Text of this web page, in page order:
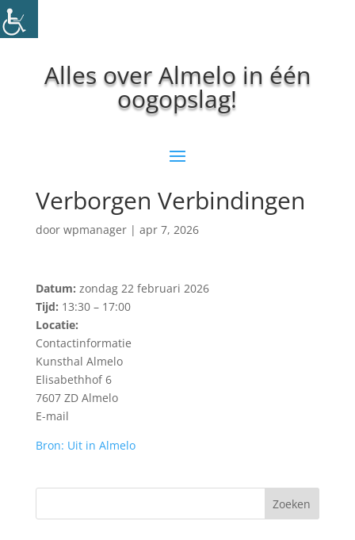
Alles over Almelo in één
oogopslag!
Verborgen Verbindingen
door wpmanager| apr 7, 2026
Datum: zondag 22 februari 2026
Tijd: 13:30 – 17:00
Locatie:
Contactinformatie
Kunsthal Almelo
Elisabethhof 6
7607 ZD Almelo
E-mail
Bron: Uit in Almelo